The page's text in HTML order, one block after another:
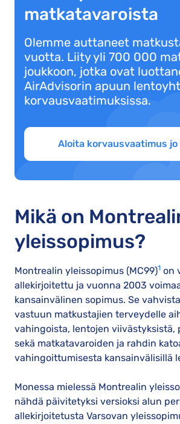
matkatavaroista
Olemme auttaneet
vuotta. Liity yli 700 000
joukkoon, jotka ovat
AirAdvisorin apuun
korvausvaatimuksissa.
Aloita korvausvaatimus jo
Mikä on
yleissopimus?
Montrealin yleissopimus (MC99)1 on
allekirjoitettu ja vuonna 2003
kansainvälinen sopimus. Se
vastuun matkustajien terveydelle
vahingoista, lentojen viivästyksistä,
sekä matkatavaroiden ja rahdin
vahingoittumisesta kansainvälisillä
Monessa mielessä Montrealin
nähdä päivitetyksi versioksi alun
allekirjoitetusta Varsovan